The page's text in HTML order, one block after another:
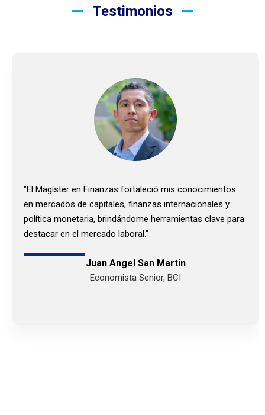
Testimonios
"El Magíster en Finanzas fortaleció mis conocimientos
en mercados de capitales, finanzas internacionales y
política monetaria, brindándome herramientas clave para
destacar en el mercado laboral."
Juan Angel San Martin
Economista Senior, BCI